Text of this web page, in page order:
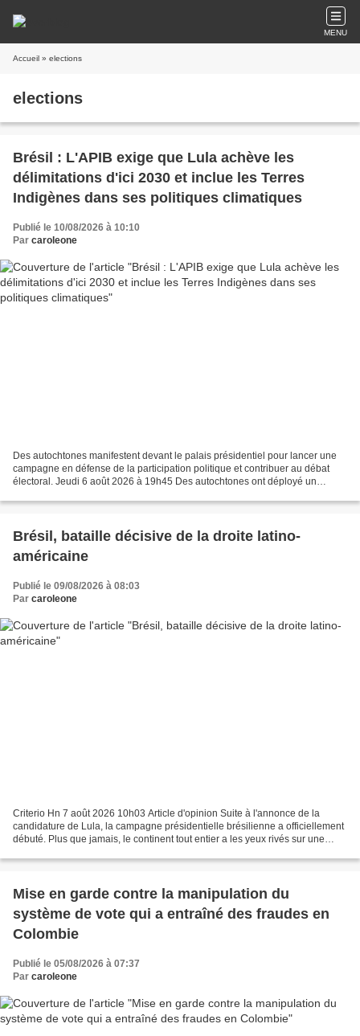
MENU
Accueil » elections
elections
Brésil : L'APIB exige que Lula achève les
délimitations d'ici 2030 et inclue les Terres
Indigènes dans ses politiques climatiques
Publié le 10/08/2026 à 10:10
Par caroleone
Des autochtones manifestent devant le palais présidentiel pour lancer une
campagne en défense de la participation politique et contribuer au débat
électoral. Jeudi 6 août 2026 à 19h45 Des autochtones ont déployé un
Brésil, bataille décisive de la droite latino-
américaine
Publié le 09/08/2026 à 08:03
Par caroleone
Criterio Hn 7 août 2026 10h03 Article d'opinion Suite à l'annonce de la
candidature de Lula, la campagne présidentielle brésilienne a officiellement
débuté. Plus que jamais, le continent tout entier a les yeux rivés sur une
Mise en garde contre la manipulation du
système de vote qui a entraîné des fraudes en
Colombie
Publié le 05/08/2026 à 07:37
Par caroleone